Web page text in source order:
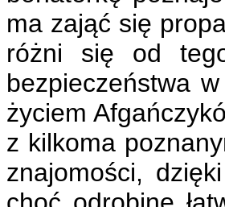
ma zająć się
różni się od
bezpieczeństwa
życiem
z kilkoma
znajomości,